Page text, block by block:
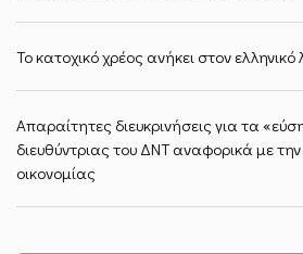
Το κατοχικό χρέος ανήκει στον ελληνικό
Απαραίτητες διευκρινήσεις για τα
διευθύντριας του ΔΝΤ αναφορικά με
οικονομίας